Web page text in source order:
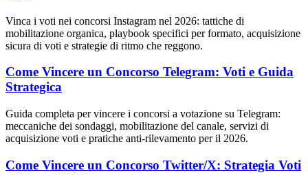
Vinca i voti nei concorsi Instagram nel 2026: tattiche di
mobilitazione organica, playbook specifici per formato, acquisizione
sicura di voti e strategie di ritmo che reggono.
Come Vincere un Concorso Telegram: Voti e Guida
Strategica
Guida completa per vincere i concorsi a votazione su Telegram:
meccaniche dei sondaggi, mobilitazione del canale, servizi di
acquisizione voti e pratiche anti-rilevamento per il 2026.
Come Vincere un Concorso Twitter/X: Strategia Voti